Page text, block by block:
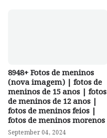
8948+ Fotos de meninos
(nova imagem) | fotos de
meninos de 15 anos | fotos
de meninos de 12 anos |
fotos de meninos feios |
fotos de meninos morenos
September 04, 2024